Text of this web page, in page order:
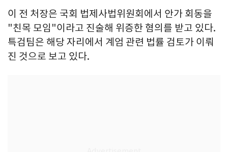
이 전 처장은 국회 법제사법위원회에서 안가 회동을
"친목 모임"이라고 진술해 위증한 혐의를 받고 있다.
특검팀은 해당 자리에서 계엄 관련 법률 검토가 이뤄
진 것으로 보고 있다.